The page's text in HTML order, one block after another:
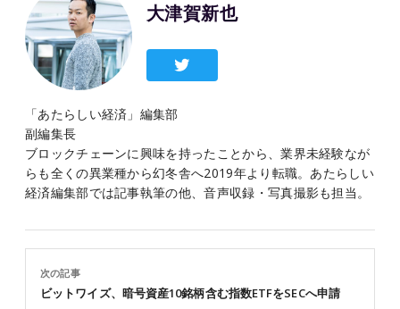
大津賀新也
「あたらしい経済」編集部
副編集長
ブロックチェーンに興味を持ったことから、業界未経験なが
らも全くの異業種から幻冬舎へ2019年より転職。あたらしい
経済編集部では記事執筆の他、音声収録・写真撮影も担当。
次の記事
ビットワイズ、暗号資産10銘柄含む指数ETFをSECへ申請